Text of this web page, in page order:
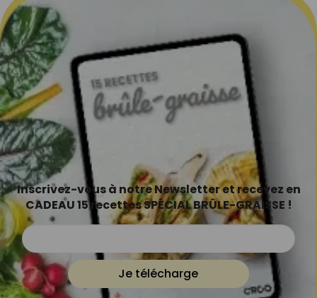
Inscrivez-vous à notre Newsletter et recevez en
CADEAU 15 recettes SPÉCIAL BRÛLE-GRAISSE !
Je télécharge